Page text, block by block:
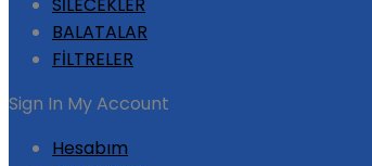
BALATALAR
FİLTRELER
Sign In My Account
Hesabım